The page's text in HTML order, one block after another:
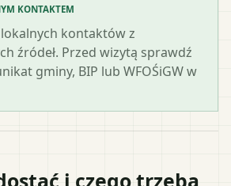
KONTAKTEM
kontaktów z
źródeł. Przed wizytą sprawdź
gminy, BIP lub WFOŚiGW w
i czego trzeba